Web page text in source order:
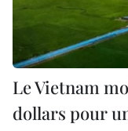
Le Vietnam
dollars pour